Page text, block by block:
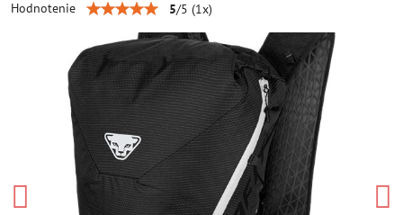
Hodnotenie 5/5 (1x)